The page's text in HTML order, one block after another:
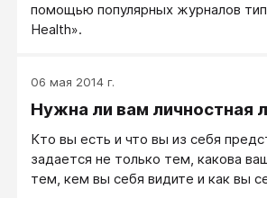
помощью популярных журналов
Health».
06 мая 2014 г.
Нужна ли вам личностная
Кто вы есть и что вы из себя
задается не только тем, какова
тем, кем вы себя видите и как вы